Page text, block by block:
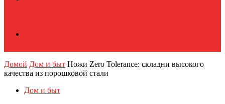
Домой Дом и быт Ножи Zero Tolerance: складни высокого
качества из порошковой стали
Дом и быт